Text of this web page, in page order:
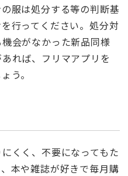
服は処分する等の判断基
行ってください。処分対
会がなかった新品同様
れば、フリマアプリを
う。
くく、不要になってもた
本や雑誌が好きで毎月購